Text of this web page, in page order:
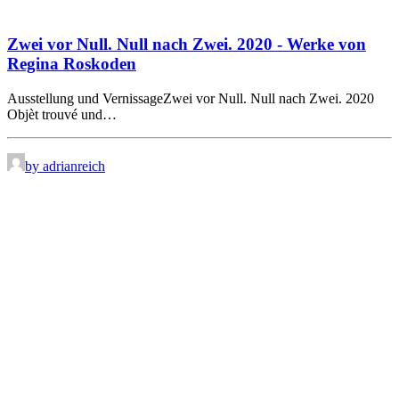
Zwei vor Null. Null nach Zwei. 2020 - Werke von
Regina Roskoden
Ausstellung und VernissageZwei vor Null. Null nach Zwei. 2020
Objèt trouvé und…
by adrianreich